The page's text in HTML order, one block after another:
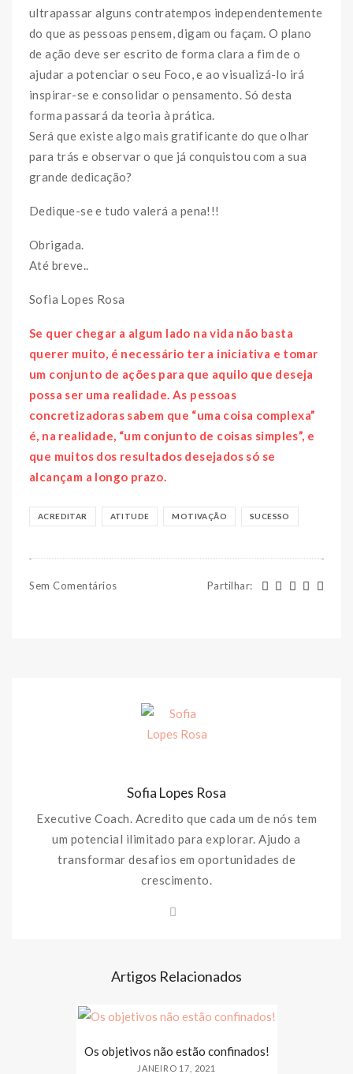
ultrapassar alguns contratempos independentemente
do que as pessoas pensem, digam ou façam. O plano
de ação deve ser escrito de forma clara a fim de o
ajudar a potenciar o seu Foco, e ao visualizá-lo irá
inspirar-se e consolidar o pensamento. Só desta
forma passará da teoria à prática.
Será que existe algo mais gratificante do que olhar
para trás e observar o que já conquistou com a sua
grande dedicação?
Dedique-se e tudo valerá a pena!!!
Obrigada.
Até breve..
Sofia Lopes Rosa
Se quer chegar a algum lado na vida não basta
querer muito, é necessário ter a iniciativa e tomar
um conjunto de ações para que aquilo que deseja
possa ser uma realidade. As pessoas
concretizadoras sabem que “uma coisa complexa”
é, na realidade, “um conjunto de coisas simples”, e
que muitos dos resultados desejados só se
alcançam a longo prazo.
ACREDITAR ATITUDE MOTIVAÇÃO SUCESSO
Sem Comentários Partilhar:
Sofia Lopes Rosa
Executive Coach. Acredito que cada um de nós tem
um potencial ilimitado para explorar. Ajudo a
transformar desafios em oportunidades de
crescimento.
Artigos Relacionados
Os objetivos não estão confinados!
JANEIRO 17, 2021